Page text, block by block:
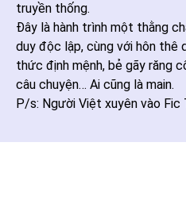
truyền thống.
Đây là hành trình một thằng
duy độc lập, cùng với hôn thê
thức định mệnh, bẻ gãy răng
câu chuyện… Ai cũng là main.
P/s: Người Việt xuyên vào Fic